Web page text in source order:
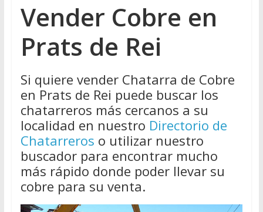
Vender Cobre en
Prats de Rei
Si quiere vender Chatarra de Cobre
en Prats de Rei puede buscar los
chatarreros más cercanos a su
localidad en nuestro Directorio de
Chatarreros o utilizar nuestro
buscador para encontrar mucho
más rápido donde poder llevar su
cobre para su venta.